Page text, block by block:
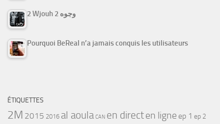
2 Wjouh 2 وجوه
Pourquoi BeReal n’a jamais conquis les utilisateurs
ÉTIQUETTES
2M 2015 2016 al aoula CAN en directen ligne ep 1 ep 2